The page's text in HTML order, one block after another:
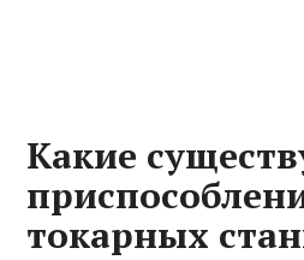
Какие
токарных